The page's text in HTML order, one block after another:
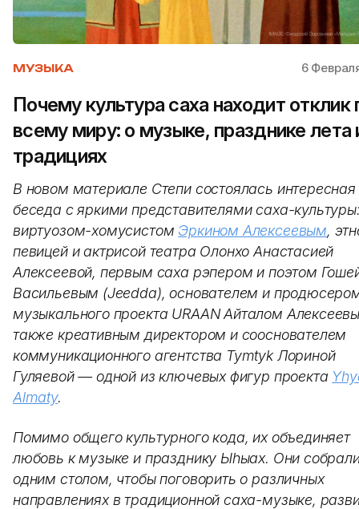
МУЗЫКА 6
Почему культура саха находит отклик
всему миру: о музыке, празднике лета
традициях
В новом материале Степи состоялась интересная
беседа с яркими представителями саха-
виртуозом-хомусистом Эркином Алексеевым,
певицей и актрисой театра Олонхо Анастасией
Алексеевой, первым саха рэпером и поэтом
Васильевым (Jeedda), основателем и
музыкального проекта URAAN Айталом
также креативным директором и сооснователем
коммуникационного агентства Tymtyk Лориной
Гуляевой — одной из ключевых фигур проекта
Almaty.
Помимо общего культурного кода, их объединяет
любовь к музыке и празднику Ыhыах. Они
одним столом, чтобы поговорить о различных
направлениях в традиционной саха-музыке,